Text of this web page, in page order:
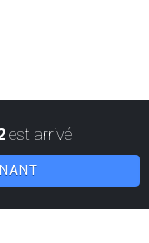
est arrivé